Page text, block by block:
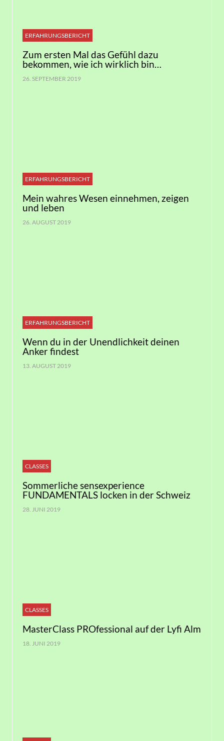
ERFAHRUNGSBERICHT
Zum ersten Mal das Gefühl dazu
bekommen, wie ich wirklich bin…
26. SEPTEMBER 2019
ERFAHRUNGSBERICHT
Mein wahres Wesen einnehmen, zeigen
und leben
26. AUGUST 2019
ERFAHRUNGSBERICHT
Wenn du in der Unendlichkeit deinen
Anker findest
13. AUGUST 2019
CLASSES
Sommerliche sensexperience
FUNDAMENTALS locken in der Schweiz
28. JUNI 2019
CLASSES
MasterClass PROfessional auf der Lyfi Alm
18. JUNI 2019